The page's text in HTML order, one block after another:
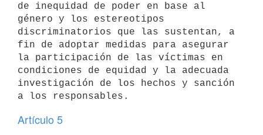
de inequidad de poder en base al
género y los estereotipos
discriminatorios que las sustentan, a
fin de adoptar medidas para asegurar
la participación de las víctimas en
condiciones de equidad y la adecuada
investigación de los hechos y sanción
Artículo 5